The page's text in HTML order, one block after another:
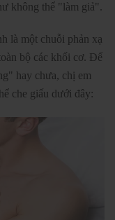
không thể "làm giả".
là một chuỗi phản xạ
bộ các khối cơ. Để
hay chưa, chị em
che giấu dưới đây: